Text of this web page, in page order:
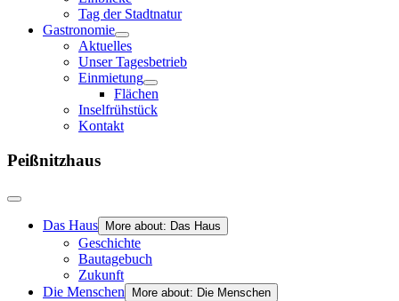
Tag der Stadtnatur
Gastronomie
Aktuelles
Unser Tagesbetrieb
Einmietung
Flächen
Inselfrühstück
Kontakt
Peißnitzhaus
Das Haus More about: Das Haus
Geschichte
Bautagebuch
Zukunft
Die Menschen
More about: Die Menschen